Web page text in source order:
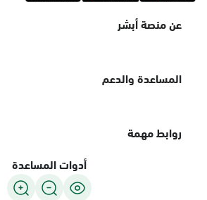
عن منصة أبشر
المساعدة والدعم
روابط مهمة
أدوات المساعدة